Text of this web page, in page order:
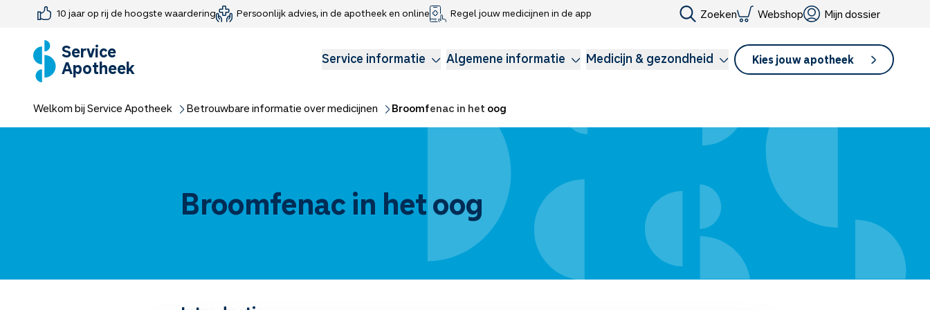
10 jaar op rij de hoogste waardering Persoonlijk advies, in de apotheek en online Regel jouw medicijnen in de app Zoeken Webshop Mijn dossier
Service
Apotheek Service informatie Algemene informatie Medicijn & gezondheid Kies jouw apotheek
Farmaceutisch consult
Medicijn-APK
Webshop
Jouw medische gegevens delen
Klachtenregeling
Medicijnen voor kinderen
Longzorg
Welkom bij Service Apotheek Betrouwbare informatie over medicijnen Broomfenac in het oog
Broomfenac in het oog